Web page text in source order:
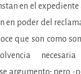
en el
en poder del
que son como
argumento; pero -